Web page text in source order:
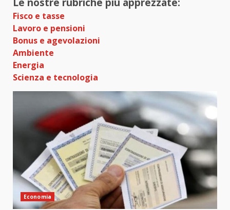
Fisco e tasse
Lavoro e pensioni
Bonus e agevolazioni
Ambiente
Energia
Scienza e tecnologia
Economia